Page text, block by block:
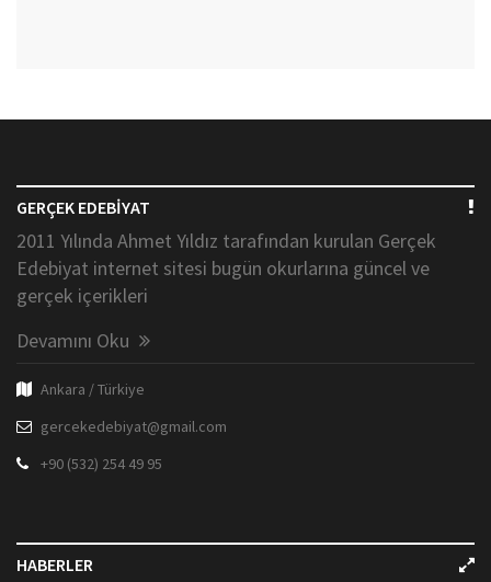
GERÇEK EDEBİYAT
2011 Yılında Ahmet Yıldız tarafından kurulan Gerçek
Edebiyat internet sitesi bugün okurlarına güncel ve
gerçek içerikleri
Devamını Oku
Ankara / Türkiye
gercekedebiyat@gmail.com
+90 (532) 254 49 95
HABERLER